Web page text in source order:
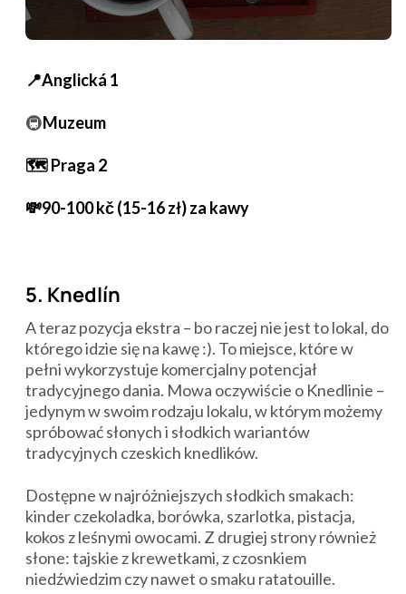
📍Anglická 1
🚇Muzeum
🗺️ Praga 2
💸90-100 kč (15-16 zł) za kawy
5. Knedlín
A teraz pozycja ekstra – bo raczej nie jest to lokal, do
którego idzie się na kawę :). To miejsce, które w
pełni wykorzystuje komercjalny potencjał
tradycyjnego dania. Mowa oczywiście o Knedlinie –
jedynym w swoim rodzaju lokalu, w którym możemy
spróbować słonych i słodkich wariantów
tradycyjnych czeskich knedlików.
Dostępne w najróżniejszych słodkich smakach:
kinder czekoladka, borówka, szarlotka, pistacja,
kokos z leśnymi owocami. Z drugiej strony również
słone: tajskie z krewetkami, z czosnkiem
niedźwiedzim czy nawet o smaku ratatouille.